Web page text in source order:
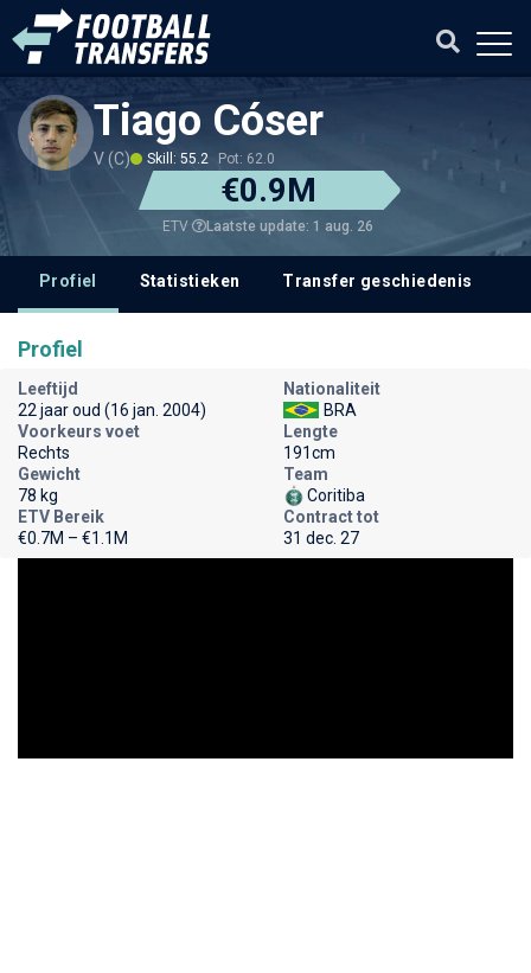
Tiago Cóser
V (C) Skill: 55.2 Pot: 62.0
€0.9M
ETV Laatste update: 1 aug. 26
Profiel Statistieken Transfer geschiedenis
Profiel
Leeftijd
22 jaar oud (16 jan. 2004)
Nationaliteit
BRA
Voorkeurs voet
Rechts
Lengte
191cm
Gewicht
78 kg
Team
Coritiba
ETV Bereik
€0.7M – €1.1M
Contract tot
31 dec. 27